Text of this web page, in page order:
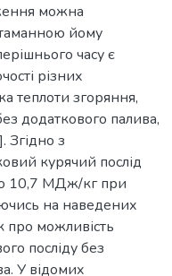
можна
йому
часу є
різних
теплоти згоряння,
додаткового палива,
з
курячий послід
10,7 МДж/кг при
на наведених
можливість
посліду без
У відомих